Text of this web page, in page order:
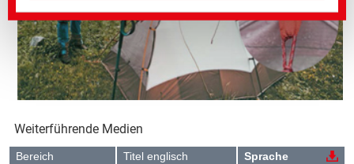
Weiterführende Medien
Bereich Titel englisch Sprache